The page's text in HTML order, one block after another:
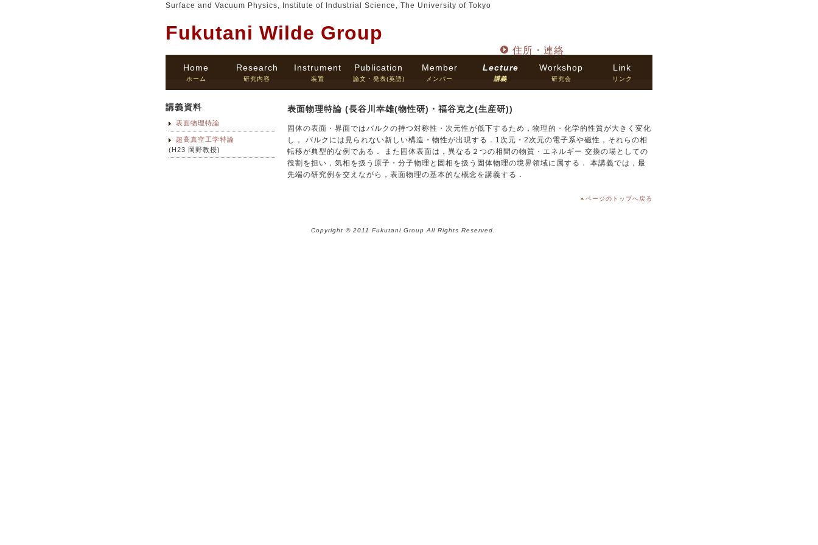
Surface and Vacuum Physics, Institute of Industrial Science, The University of Tokyo
Fukutani Wilde Group
住所・連絡
Home
ホーム
Research
研究内容
Instrument
装置
Publication
論文・発表(英語)
Member
メンバー
Lecture
講義
Workshop
研究会
Link
リンク
表面物理特論 (長谷川幸雄(物性研)・福谷克之(生産研))
固体の表面・界面ではバルクの持つ対称性・次元性が低下するため，物理的・化学的性質が大きく変化
し， バルクには見られない新しい構造・物性が出現する．1次元・2次元の電子系や磁性，それらの相
転移が典型的な例である． また固体表面は，異なる２つの相間の物質・エネルギー 交換の場としての
役割を担い，気相を扱う原子・分子物理と固相を扱う固体物理の境界領域に属する． 本講義では，最
先端の研究例を交えながら，表面物理の基本的な概念を講義する．
講義資料
表面物理特論
超高真空工学特論
(H23 岡野教授)
ページのトップへ戻る
Copyright © 2011 Fukutani Group All Rights Reserved.